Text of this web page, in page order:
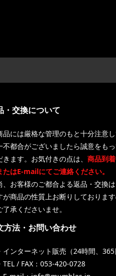
・交換について
品には厳格な管理のもと十分注意
不都合がございましたら誠意をも
きます。お気付きの点は、 商品到着
たはE-mailにてご連絡ください。
、お客様のご都合よる返品・交換
が商品の性質上お断りしておりま
了承くださいませ。
方法・お問い合わせ
インターネット販売（24時間、365
TEL / FAX：053-420-0728